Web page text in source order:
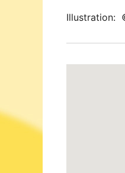
Illustration: